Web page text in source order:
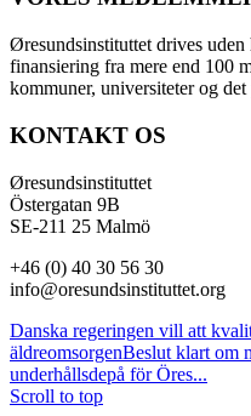
Øresundsinstituttet drives
finansiering fra mere end 100
kommuner, universiteter og
KONTAKT OS
Øresundsinstituttet
Östergatan 9B
SE-211 25 Malmö
+46 (0) 40 30 56 30
info@oresundsinstituttet.org
Danska regeringen vill att
äldreomsorgenBeslut klart om
underhållsdepå för Öres...
Scroll to top